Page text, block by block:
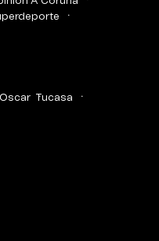
Tucasa